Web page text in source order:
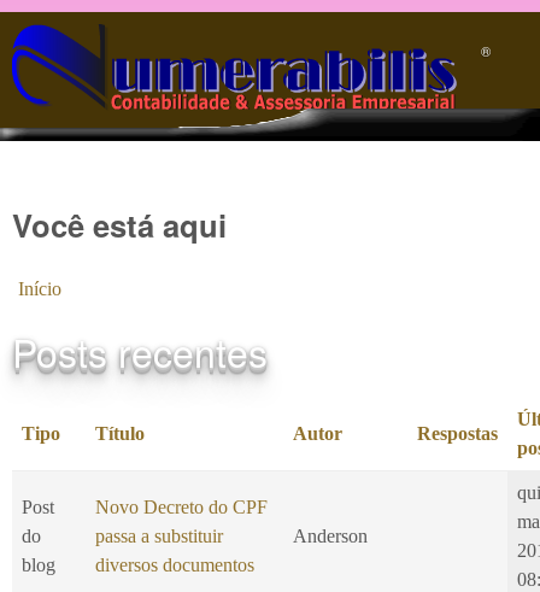
Pular para o conteúdo principal
®️
Você está aqui
Início
Posts recentes
Tipo Título Autor Respostas
Post
do
blog
Novo Decreto do CPF
passa a substituir
diversos documentos
Anderson